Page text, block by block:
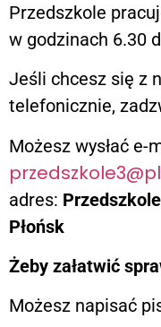
Przedszkole
w godzinach 6.30
Jeśli chcesz się z
telefonicznie,
Możesz wysłać e-
adres:
Płońsk
Żeby załatwić
Możesz napisać